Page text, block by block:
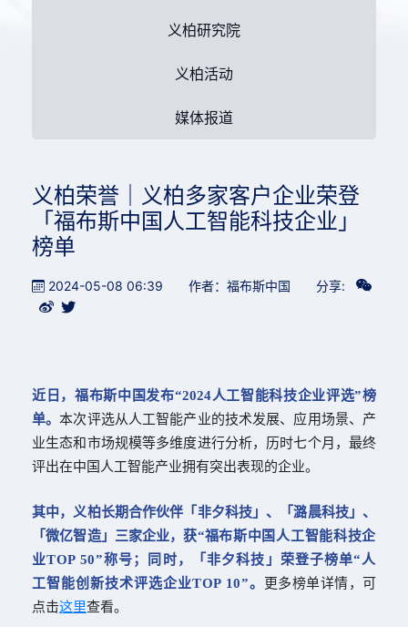
义柏研究院
义柏活动
媒体报道
义柏荣誉｜义柏多家客户企业荣登
「福布斯中国人工智能科技企业」
榜单
2024-05-08 06:39 作者：福布斯中国 分享:
近日，福布斯中国发布“2024人工智能科技企业评选”榜
单。本次评选从人工智能产业的技术发展、应用场景、产
业生态和市场规模等多维度进行分析，历时七个月，最终
评出在中国人工智能产业拥有突出表现的企业。
其中，义柏长期合作伙伴「非夕科技」、「潞晨科技」、
「微亿智造」三家企业，获“福布斯中国人工智能科技企
业TOP 50”称号；同时，
「非夕科技」荣登子榜单“人
工智能创新技术评选企业TOP 10”。
更多榜单详情，可
点击这里查看。